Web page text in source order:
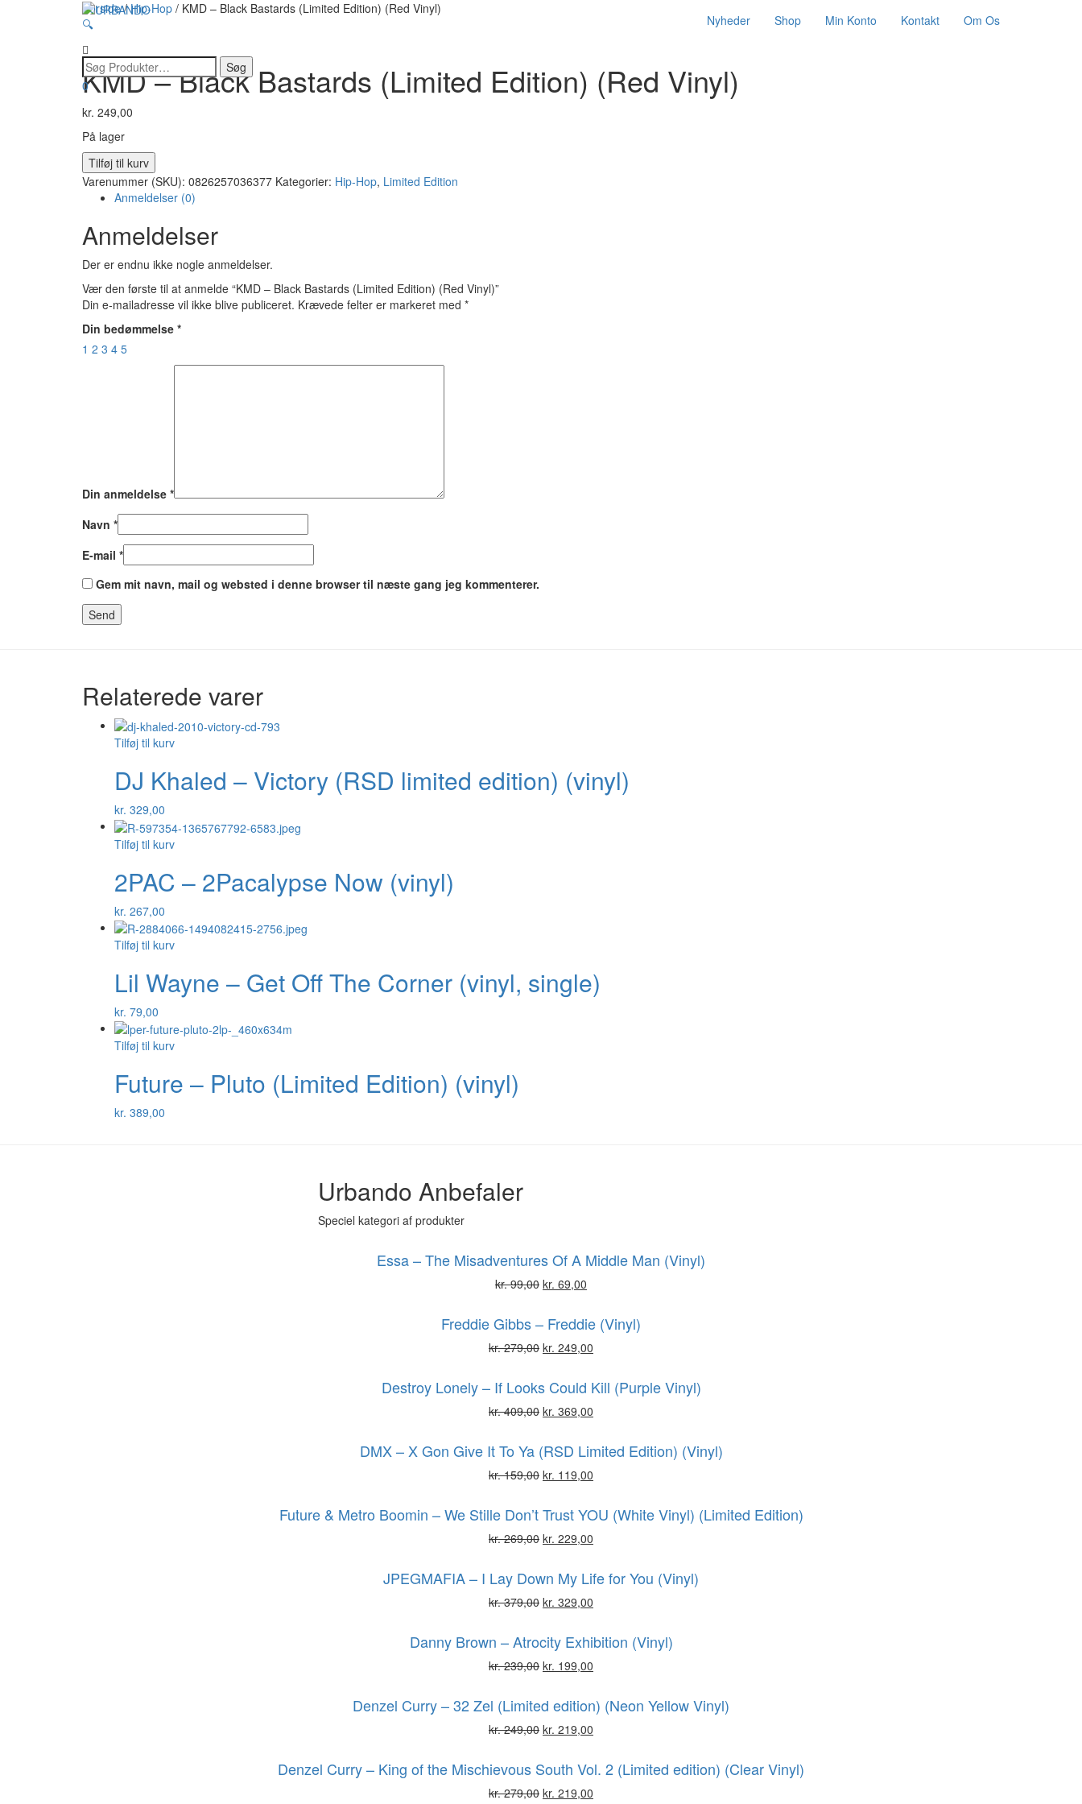
Nyheder Shop Min Konto Kontakt Om Os
0
Forside/Hip-Hop / KMD – Black Bastards (Limited Edition) (Red Vinyl)
🔍
KMD – Black Bastards (Limited Edition) (Red Vinyl)
kr. 249,00
På lager
KMD
-
(Limited
Edition)
(Red
Vinyl)
antal
Tilføj til kurv
Varenummer (SKU): 0826257036377 Kategorier: Hip-Hop, Limited Edition
Anmeldelser (0)
Anmeldelser
Der er endnu ikke nogle anmeldelser.
Vær den første til at anmelde “KMD – Black Bastards (Limited Edition) (Red Vinyl)”
Din e-mailadresse vil ikke blive publiceret. Krævede felter er markeret med *
Din bedømmelse *
1 2 3 4 5
Din anmeldelse *
Navn *
E-mail *
Gem mit navn, mail og websted i denne browser til næste gang jeg kommenterer.
Relaterede varer
Tilføj til kurv
DJ Khaled – Victory (RSD limited edition) (vinyl)
kr. 329,00
Tilføj til kurv
2PAC – 2Pacalypse Now (vinyl)
kr. 267,00
Tilføj til kurv
Lil Wayne – Get Off The Corner (vinyl, single)
kr. 79,00
Tilføj til kurv
Future – Pluto (Limited Edition) (vinyl)
kr. 389,00
Urbando Anbefaler
Speciel kategori af produkter
Essa – The Misadventures Of A Middle Man (Vinyl)
kr.99,00 kr. 69,00
Freddie Gibbs – Freddie (Vinyl)
kr.279,00 kr. 249,00
Destroy Lonely – If Looks Could Kill (Purple Vinyl)
kr.409,00 kr. 369,00
DMX – X Gon Give It To Ya (RSD Limited Edition) (Vinyl)
kr.159,00 kr. 119,00
Future & Metro Boomin – We Stille Don’t Trust YOU (White Vinyl) (Limited Edition)
kr.269,00 kr. 229,00
JPEGMAFIA – I Lay Down My Life for You (Vinyl)
kr.379,00 kr. 329,00
Danny Brown – Atrocity Exhibition (Vinyl)
kr.239,00 kr. 199,00
Denzel Curry – 32 Zel (Limited edition) (Neon Yellow Vinyl)
kr.249,00 kr. 219,00
Denzel Curry – King of the Mischievous South Vol. 2 (Limited edition) (Clear Vinyl)
kr.279,00 kr. 219,00